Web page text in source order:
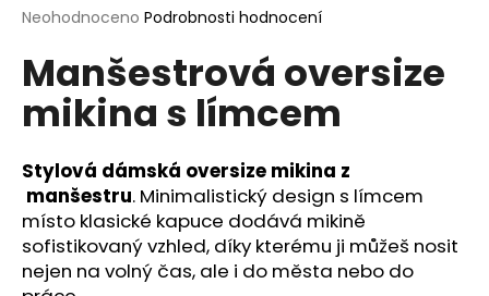
Průměrné
produktu
je
hvězdiček.
Neohodnoceno Podrobnosti hodnocení
Manšestrová oversize
mikina s límcem
Stylová dámská oversize mikina z
manšestru. Minimalistický design s límcem
místo klasické kapuce dodává mikině
sofistikovaný vzhled, díky kterému ji můžeš nosit
nejen na volný čas, ale i do města nebo do
a
j
í
t
HLEDAT